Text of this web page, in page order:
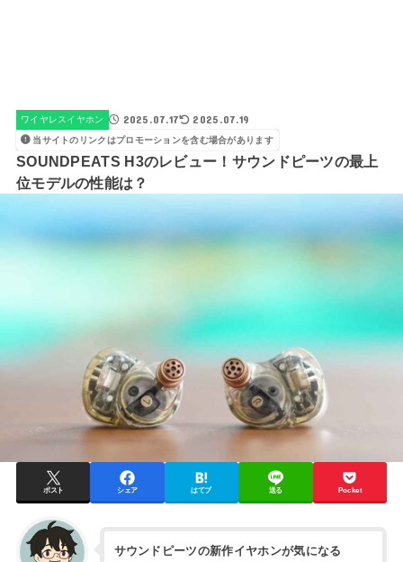
ワイヤレスイヤホン 2025.07.17 2025.07.19
当サイトのリンクはプロモーションを含む場合があります
SOUNDPEATS H3のレビュー！サウンドピーツの最上
位モデルの性能は？
ポスト シェア はてブ 送る Pocket
サウンドピーツの新作イヤホンが気になる